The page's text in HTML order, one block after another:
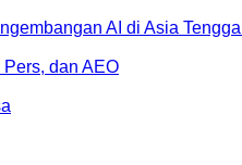
AI di Asia
dan AEO